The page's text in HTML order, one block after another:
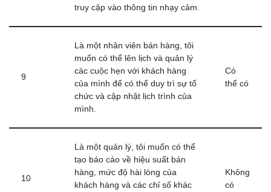
truy cập vào thông tin nhạy cảm.
9
Là một nhân viên bán hàng, tôi
muốn có thể lên lịch và quản lý
các cuộc hẹn với khách hàng
của mình để có thể duy trì sự tổ
chức và cập nhật lịch trình của
mình.
Có
thể có
10
Là một quản lý, tôi muốn có thể
tạo báo cáo về hiệu suất bán
hàng, mức độ hài lòng của
khách hàng và các chỉ số khác
Không
có